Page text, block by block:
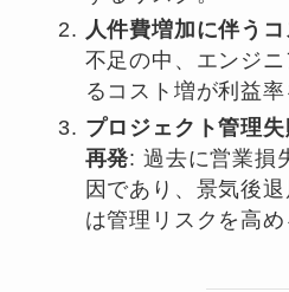
人件費増加に伴う
不足の中、エンジ
るコスト増が利益
プロジェクト管理
再発: 過去に営業損
因であり、景気後
は管理リスクを高め